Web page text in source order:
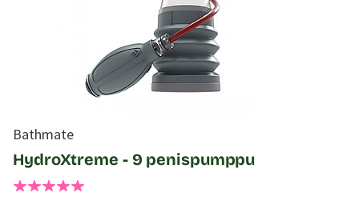
Bathmate
HydroXtreme - 9 penispumppu